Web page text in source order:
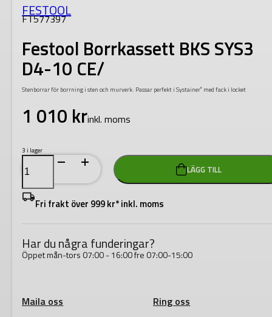
FESTOOL
FT577397
Festool Borrkassett BKS SYS3
D4-10 CE/
Stenborrar för borrning i sten och murverk. Passar perfekt i Systainer³ med fack i locket
1 010 krinkl. moms
3 i lager
Festool
Borrkassett
BKS
SYS3
D4-
10
mängd
LÄGG TILL
Fri frakt över 999 kr* inkl. moms
Har du några funderingar?
Öppet mån-tors 07:00 - 16:00 fre 07:00-15:00
Maila oss
Ring oss